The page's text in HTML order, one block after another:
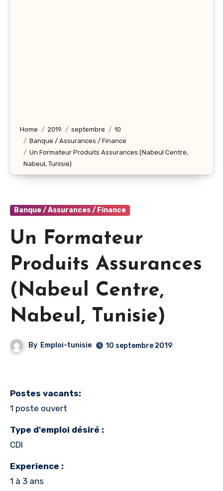
Home 2019 septembre
10
Banque / Assurances / Finance
Un Formateur Produits Assurances (Nabeul Centre,
Nabeul‎, Tunisie)
Banque / Assurances / Finance
Un Formateur
Produits Assurances
(Nabeul Centre,
Nabeul‎, Tunisie)
By Emploi-tunisie 10 septembre 2019
Postes vacants:
1 poste ouvert
Type d'emploi désiré :
CDI
Experience :
1 à 3 ans